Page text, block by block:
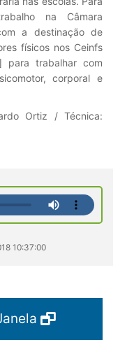
na Câmara
a destinação de
físicos nos Ceinfs
para trabalhar com
corporal e
Ortiz / Técnica:
10:37:00